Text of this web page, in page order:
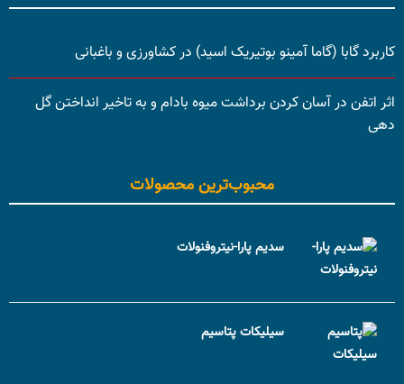
کاربرد گابا (گاما آمینو بوتیریک اسید) در کشاورزی و باغبانی
اثر اتفن در آسان کردن برداشت میوه بادام و به تاخیر انداختن گل
دهی
محبوب‌ترین محصولات
سدیم پارا-نیتروفنولات
سیلیکات پتاسیم